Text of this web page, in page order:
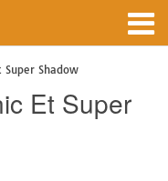
Shadow
Et Super